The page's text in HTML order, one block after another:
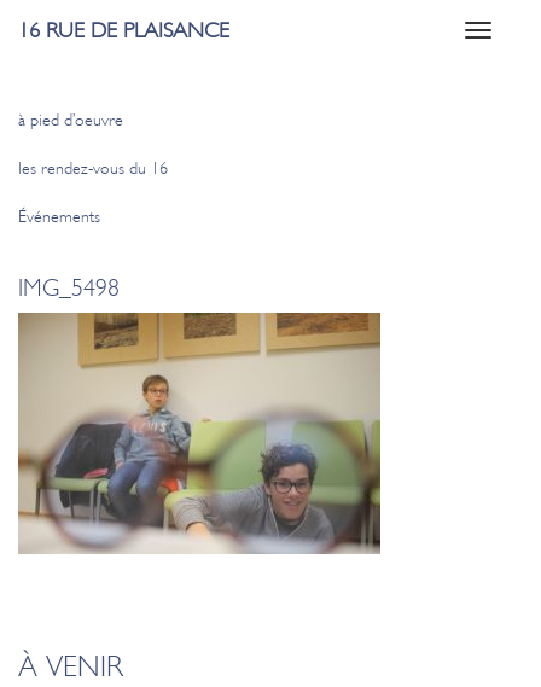
Toggle
16 RUE DE PLAISANCE
à pied d’oeuvre
les rendez-vous du 16
Événements
IMG_5498
À VENIR